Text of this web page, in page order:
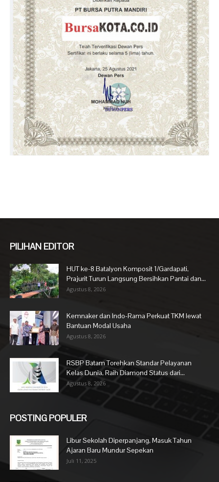
PILIHAN EDITOR
HUT ke-8 Batalyon Komposit 1/Gardapati,
Prajurit Turun Langsung Bersihkan Pantai dan...
Agustus 8, 2026
Kemnaker dan Indo-Rama Perkuat TKM lewat
Bantuan Modal Usaha
Agustus 8, 2026
RSBP Batam Torehkan Standar Pelayanan
Kelas Dunia, Raih Diamond Status dari...
Agustus 8, 2026
POSTING POPULER
Libur Sekolah Diperpanjang, Masuk Tahun
Ajaran Baru Mundur Sepekan
Juli 11, 2025